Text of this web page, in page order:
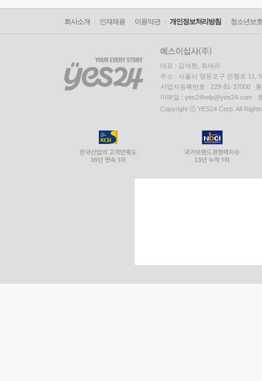
회사소개 인재채용 이용약관 개인정보처리방침 청소년보
대표 : 김석환, 최세라
주소 : 서울시 영등포구 은행로 11,
사업자등록번호 : 229-81-37000
이메일 : yes24help@yes24.com
Copyright ⓒ YES24 Corp. All